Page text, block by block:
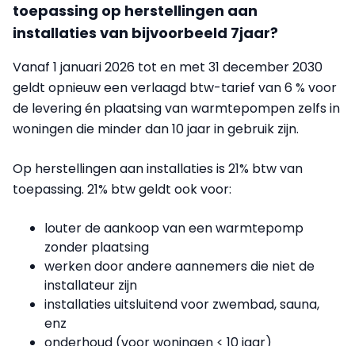
toepassing op herstellingen aan
installaties van bijvoorbeeld 7jaar?
Vanaf 1 januari 2026 tot en met 31 december 2030
geldt opnieuw een verlaagd btw-tarief van 6 % voor
de levering én plaatsing van warmtepompen zelfs in
woningen die minder dan 10 jaar in gebruik zijn.
Op herstellingen aan installaties is 21% btw van
toepassing. 21% btw geldt ook voor:
louter de aankoop van een warmtepomp
zonder plaatsing
werken door andere aannemers die niet de
installateur zijn
installaties uitsluitend voor zwembad, sauna,
enz